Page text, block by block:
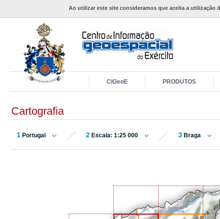
Ao utilizar este site consideramos que aceita a utilização
CIGeoE PRODUTOS
Cartografia
1 Portugal 2 Escala: 1:25 000 3 Braga